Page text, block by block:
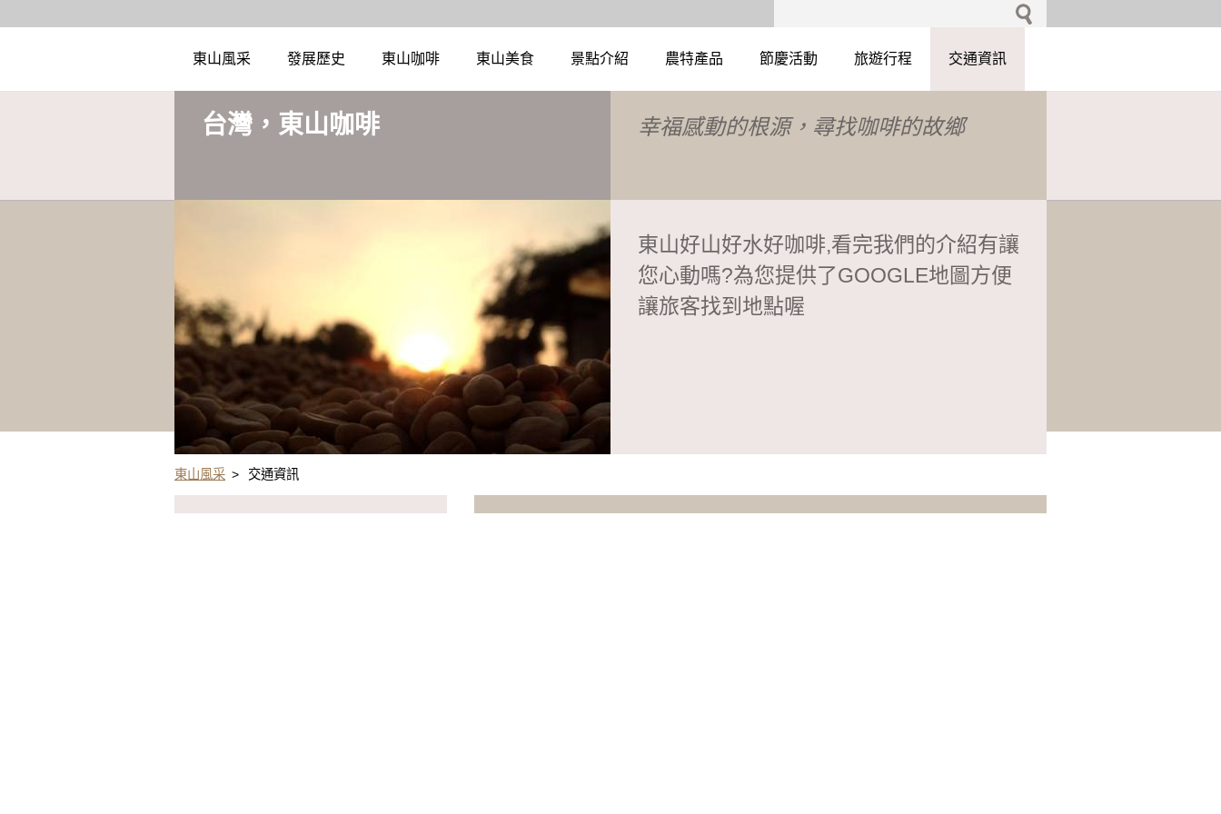
東山風采 發展歷史 東山咖啡 東山美食 景點介紹 農特產品 節慶活動 旅遊行程 交通資訊
台灣，東山咖啡 幸福感動的根源，尋找咖啡的故鄉
東山好山好水好咖啡,看完我們的介紹有讓
您心動嗎?為您提供了GOOGLE地圖方便
讓旅客找到地點喔
東山風采 > 交通資訊